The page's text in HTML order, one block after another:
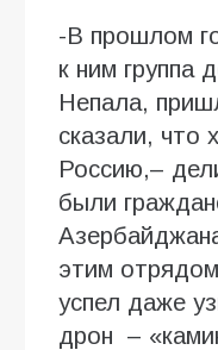
-В прошлом
к ним группа
Непала,
сказали, что
Россию,–
были
этим
успел даже
дрон –